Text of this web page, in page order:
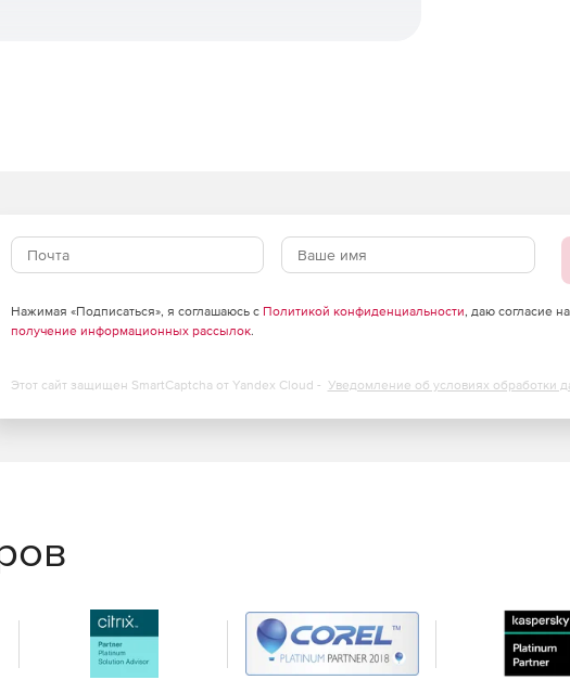
и устранении недостатков безопасности веб-
поддерживать серверы, защищенные от многих
программного обеспечения.
Нажимая «Подписаться», я соглашаюсь с Политикой конфиденциальности, даю согласие на
получение информационных рассылок.
Этот сайт защищен SmartCaptcha от Yandex Cloud - Уведомление об условиях обработки